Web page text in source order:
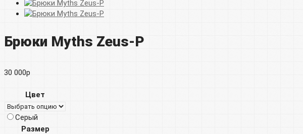
Брюки Myths Zeus-P
30 000р
Цвет
Серый
Размер